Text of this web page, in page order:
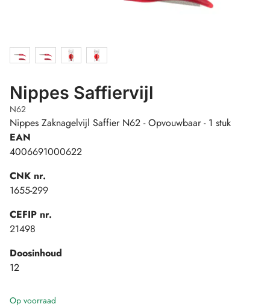
Nippes Saffiervijl
N62
Nippes Zaknagelvijl Saffier N62 - Opvouwbaar - 1 stuk
EAN
4006691000622
CNK nr.
1655-299
CEFIP nr.
21498
Doosinhoud
12
Op voorraad